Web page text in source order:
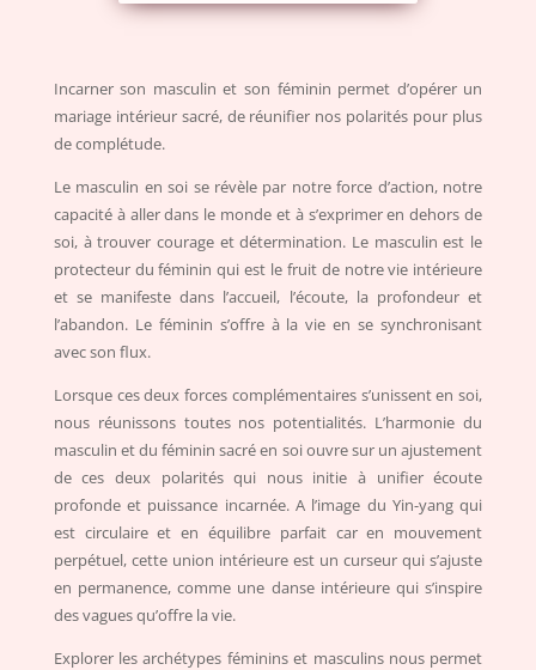
Incarner son masculin et son féminin permet d’opérer un
mariage intérieur sacré, de réunifier nos polarités pour plus
de complétude.
Le masculin en soi se révèle par notre force d’action, notre
capacité à aller dans le monde et à s’exprimer en dehors de
soi, à trouver courage et détermination. Le masculin est le
protecteur du féminin qui est le fruit de notre vie intérieure
et se manifeste dans l’accueil, l’écoute, la profondeur et
l’abandon. Le féminin s’offre à la vie en se synchronisant
avec son flux.
Lorsque ces deux forces complémentaires s’unissent en soi,
nous réunissons toutes nos potentialités. L’harmonie du
masculin et du féminin sacré en soi ouvre sur un ajustement
de ces deux polarités qui nous initie à unifier écoute
profonde et puissance incarnée. A l’image du Yin-yang qui
est circulaire et en équilibre parfait car en mouvement
perpétuel, cette union intérieure est un curseur qui s’ajuste
en permanence, comme une danse intérieure qui s’inspire
des vagues qu’offre la vie.
Explorer les archétypes féminins et masculins nous permet